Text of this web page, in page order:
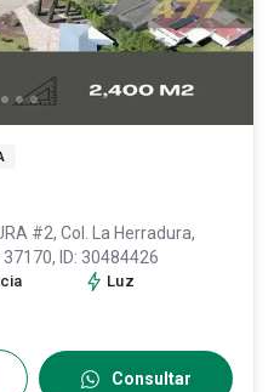
#2, Col. La Herradura,
37170, ID: 30484426
Luz
Consultar